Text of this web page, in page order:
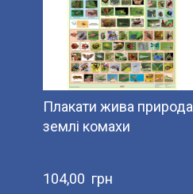
Плакати жива природа
землі комахи
104,00  грн